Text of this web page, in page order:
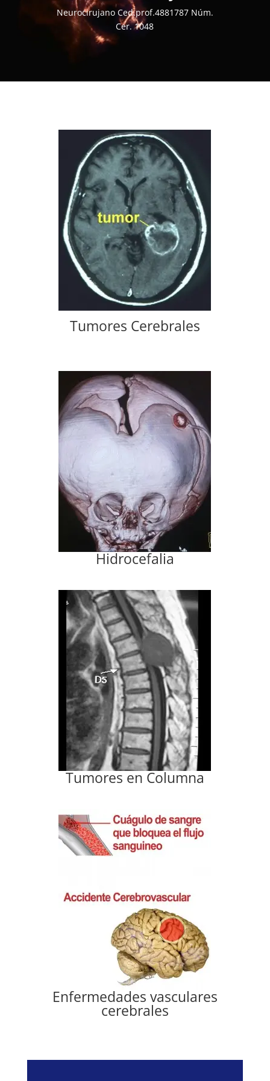
Neurocirujano Ced.prof.4881787 Núm.
Cer. 1048
Tumores Cerebrales
Hidrocefalia
Tumores en Columna
Enfermedades vasculares
cerebrales